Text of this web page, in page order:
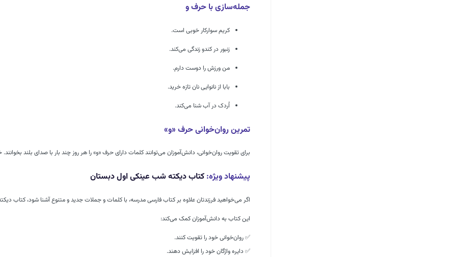
جمله‌سازی با حرف و
کریم سوارکار خوبی است.
زنبور در کندو زندگی می‌کند.
من ورزش را دوست دارم.
بابا از نانوایی نان تازه خرید.
اُردک در آب شنا می‌کند.
تمرین روان‌خوانی حرف «و»
برای تقویت روان‌خوانی، دانش‌آموزان می‌توانند کلمات دارای حرف «و» را هر روز چند بار با صدای بلند
پیشنهاد ویژه: کتاب دیکته شب عینکی اول دبستان
اگر می‌خواهید فرزندتان علاوه بر کتاب فارسی مدرسه، با کلمات و جملات جدید و متنوع آشنا شود، کتاب
این کتاب به دانش‌آموزان کمک می‌کند:
✅ روان‌خوانی خود را تقویت کنند.
✅ دایره واژگان خود را افزایش دهند.